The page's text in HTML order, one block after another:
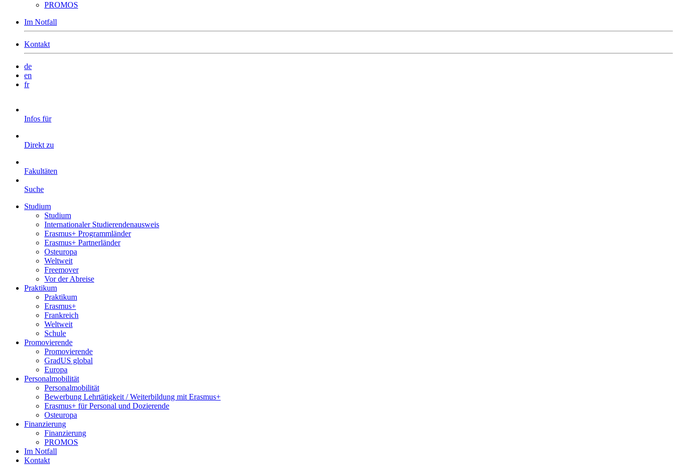
PROMOS
Im Notfall
Kontakt
de
en
fr
Infos für
Direkt zu
Fakultäten
Suche
Studium
Studium
Internationaler Studierendenausweis
Erasmus+ Programmländer
Erasmus+ Partnerländer
Osteuropa
Weltweit
Freemover
Vor der Abreise
Praktikum
Praktikum
Erasmus+
Frankreich
Weltweit
Schule
Promovierende
Promovierende
GradUS global
Europa
Personalmobilität
Personalmobilität
Bewerbung Lehrtätigkeit / Weiterbildung mit Erasmus+
Erasmus+ für Personal und Dozierende
Osteuropa
Finanzierung
Finanzierung
PROMOS
Im Notfall
Kontakt